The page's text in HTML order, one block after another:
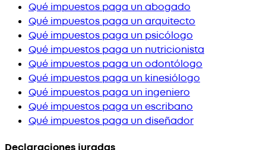
Qué impuestos paga un abogado
Qué impuestos paga un arquitecto
Qué impuestos paga un psicólogo
Qué impuestos paga un nutricionista
Qué impuestos paga un odontólogo
Qué impuestos paga un kinesiólogo
Qué impuestos paga un ingeniero
Qué impuestos paga un escribano
Qué impuestos paga un diseñador